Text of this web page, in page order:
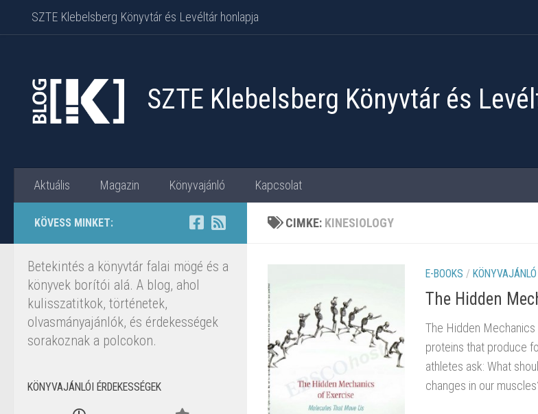
Skip to content
SZTE Klebelsberg Könyvtár és Levéltár honlapja
SZTE Klebelsberg Könyvtár és
Aktuális Magazin Könyvajánló Kapcsolat
CIMKE: KINESIOLOGY
E-BOOKS / KÖNYVAJÁNLÓ
The Hidden
The Hidden
proteins that produce
athletes ask: What
changes in our
KÖVESS MINKET:
Betekintés a könyvtár falai mögé és a
könyvek borítói alá. A blog, ahol
kulisszatitkok, történetek,
olvasmányajánlók, és érdekességek
sorakoznak a polcokon.
KÖNYVAJÁNLÓI ÉRDEKESSÉGEK